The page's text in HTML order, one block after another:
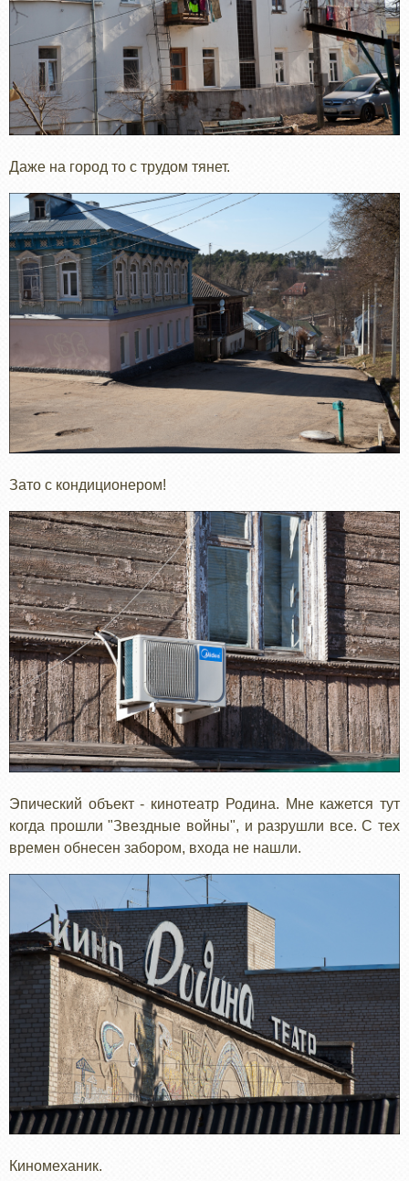
Даже на город то с трудом тянет.
Зато с кондиционером!
Эпический объект - кинотеатр Родина. Мне кажется тут
когда прошли "Звездные войны", и разрушли все. С тех
времен обнесен забором, входа не нашли.
Киномеханик.